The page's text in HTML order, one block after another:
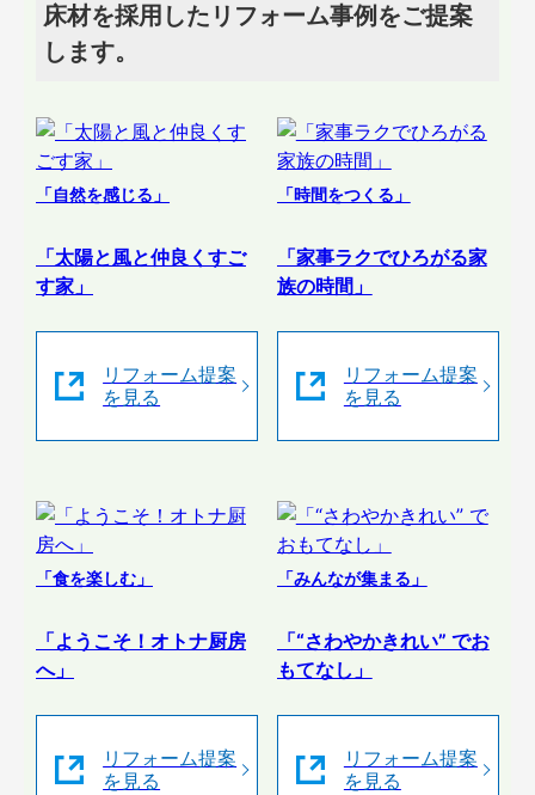
床材を採用したリフォーム事例をご提案
します。
「自然を感じる」
「太陽と風と仲良くすご
す家」
リフォーム提案
を見る
「時間をつくる」
「家事ラクでひろがる家
族の時間」
リフォーム提案
を見る
「食を楽しむ」
「ようこそ！オトナ厨房
へ」
リフォーム提案
を見る
「みんなが集まる」
「“さわやかきれい” でお
もてなし」
リフォーム提案
を見る